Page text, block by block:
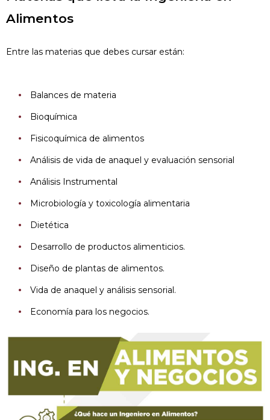
Alimentos
Entre las materias que debes cursar están:
Balances de materia
Bioquímica
Fisicoquímica de alimentos
Análisis de vida de anaquel y evaluación sensorial
Análisis Instrumental
Microbiología y toxicología alimentaria
Dietética
Desarrollo de productos alimenticios.
Diseño de plantas de alimentos.
Vida de anaquel y análisis sensorial.
Economía para los negocios.